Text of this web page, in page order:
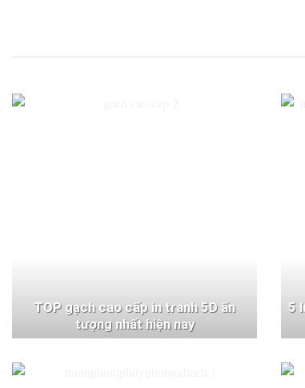
TOP gạch cao cấp in tranh 5D ấn
tượng nhất hiện nay
5